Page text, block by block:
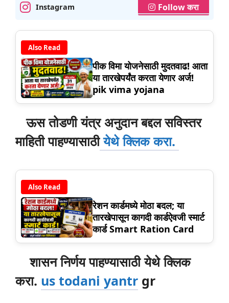
Instagram Follow करा
Also Read
पीक विमा योजनेसाठी मुदतवाढ! आता
या तारखेपर्यंत करता येणार अर्ज!
pik vima yojana
ऊस तोडणी यंत्र अनुदान बद्दल सविस्तर
माहिती पाहण्यासाठीयेथे क्लिक करा.
Also Read
रेशन कार्डमध्ये मोठा बदल; या
तारखेपासून कागदी कार्डऐवजी स्मार्ट
कार्ड Smart Ration Card
शासन निर्णय पाहण्यासाठी येथे क्लिक
करा. us todani yantr gr